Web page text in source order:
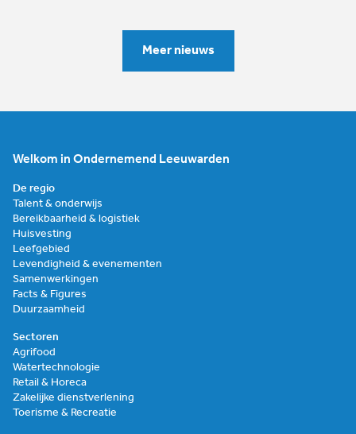
Meer nieuws
Welkom in Ondernemend Leeuwarden
De regio
Talent & onderwijs
Bereikbaarheid & logistiek
Huisvesting
Leefgebied
Levendigheid & evenementen
Samenwerkingen
Facts & Figures
Duurzaamheid
Sectoren
Agrifood
Watertechnologie
Retail & Horeca
Zakelijke dienstverlening
Toerisme & Recreatie